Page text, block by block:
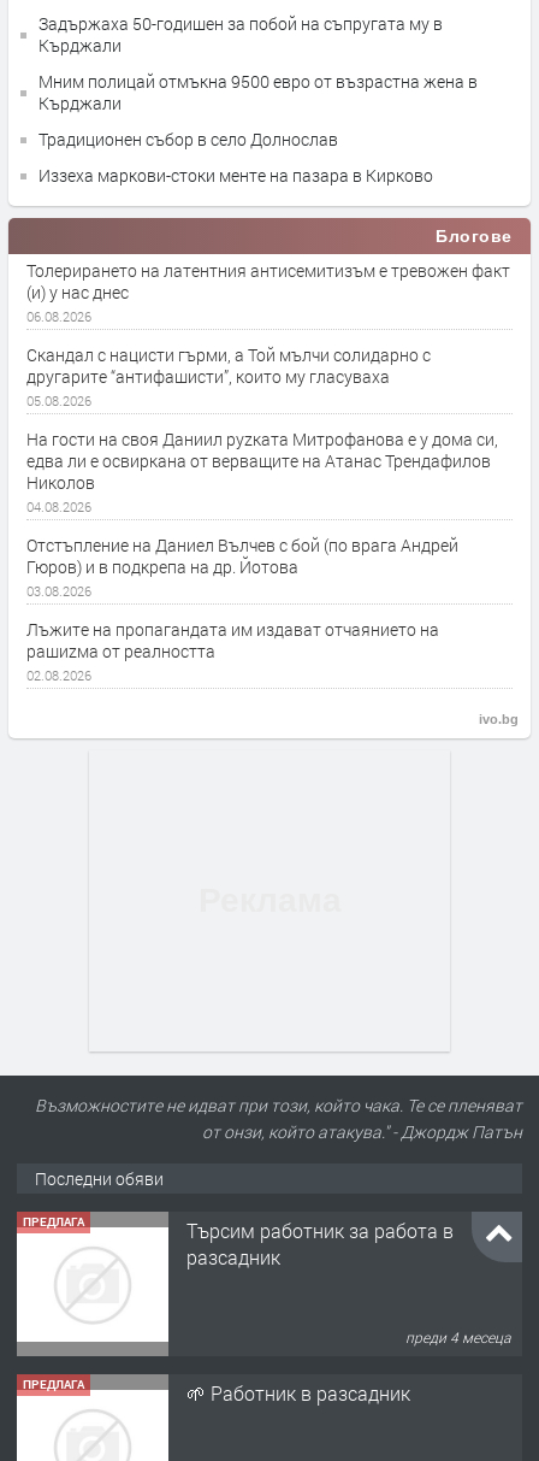
Задържаха 50-годишен за побой на съпругата му в
Кърджали
Мним полицай отмъкна 9500 евро от възрастна жена в
Кърджали
Традиционен събор в село Долнослав
Иззеха маркови-стоки менте на пазара в Кирково
Блогове
Толерирането на латентния антисемитизъм е тревожен факт
(и) у нас днес
06.08.2026
Скандал с нацисти гърми, а Той мълчи солидарно с
другарите “антифашисти”, които му гласуваха
05.08.2026
На гости на своя Даниил руzката Митрофанова е у дома си,
едва ли е освиркана от верващите на Атанас Трендафилов
Николов
04.08.2026
Отстъпление на Даниел Вълчев с бой (по врага Андрей
Гюров) и в подкрепа на др. Йотова
03.08.2026
Лъжите на пропагандата им издават отчаянието на
рашиzма от реалността
02.08.2026
ivo.bg
Възможностите не идват при този, който чака. Те се пленяват
от онзи, който атакува." - Джордж Патън
Последни обяви
ПРЕДЛАГА
Търсим работник за работа в
разсадник
преди 4 месеца
ПРЕДЛАГА 🌱 Работник в разсадник